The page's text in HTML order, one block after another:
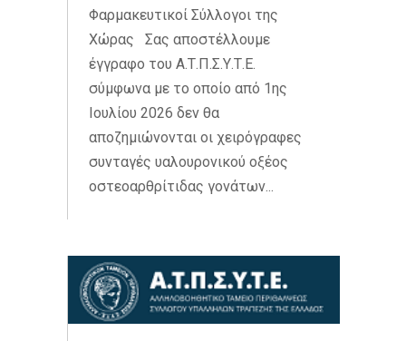
Φαρμακευτικοί Σύλλογοι της
Χώρας Σας αποστέλλουμε
έγγραφο του Α.Τ.Π.Σ.Υ.Τ.Ε.
σύμφωνα με το οποίο από 1ης
Ιουλίου 2026 δεν θα
αποζημιώνονται οι χειρόγραφες
συνταγές υαλουρονικού οξέος
οστεοαρθρίτιδας γονάτων...